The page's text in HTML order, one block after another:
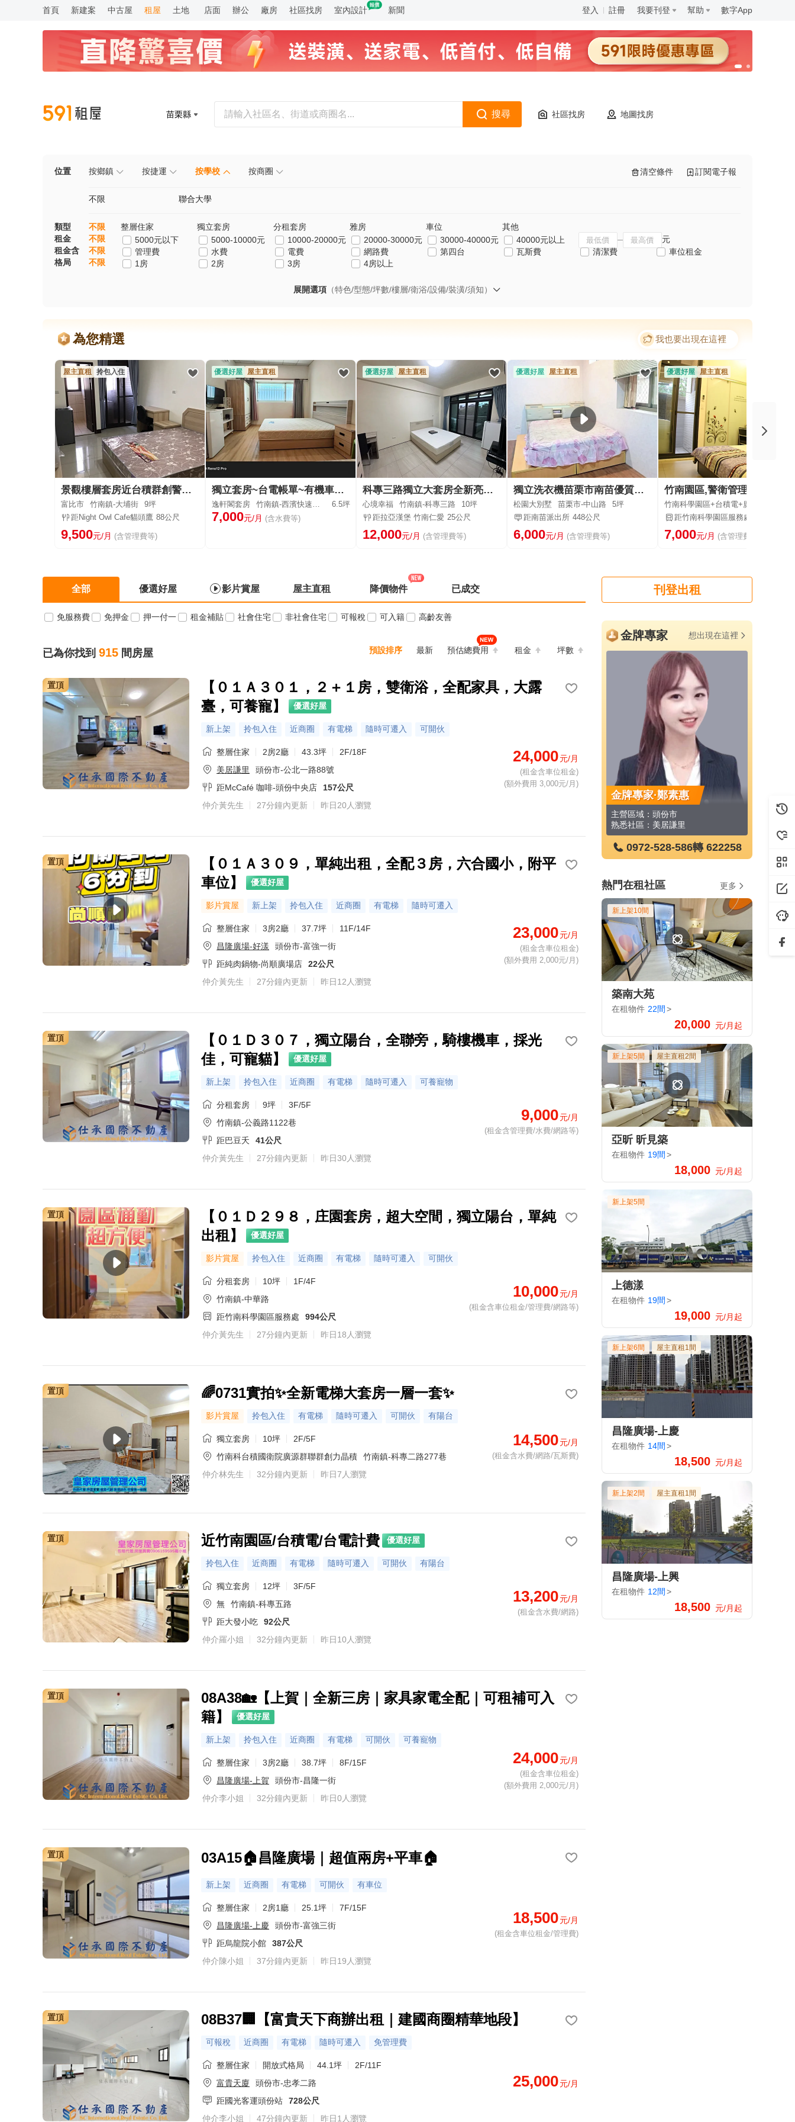
首頁 新建案 中古屋 租屋 土地 店面 辦公 廠房 社區找房 室內設計 新聞 登入 註冊 我要刊登 幫助 數字App
苗栗縣 搜尋 社區找房 地圖找房
清空條件 訂閱電子報
位置 按鄉鎮 按捷運 按學校 按商圈
不限 聯合大學
類型 不限 整層住家 獨立套房 分租套房 雅房 車位
其他
租金
不限 5000元以下 5000-10000元 10000-20000元 20000-30000元 30000-40000元 40000元以上
元
租金含
不限 管理費 水費 電費 網路費 第四台 瓦斯費 清潔費
車位租金
格局
不限 1房 2房 3房 4房以上
展開選項 （特色/型態/坪數/樓層/衛浴/設備/裝潢/須知）
為您精選 我也要出現在這裡
屋主直租 拎包入住
景觀樓層套房近台積群創警衛管理傢俱全
富比市 竹南鎮-大埔街
9坪
距Night Owl Cafe貓頭鷹 88公尺
9,500元/月 (含管理費等)
優選好屋 屋主直租
獨立套房~台電帳單~有機車停車位~大面採光乾濕分~可租補報稅
逸軒閣套房 竹南鎮-西濱快速道路 6.5坪
7,000元/月 (含水費等)
優選好屋 屋主直租
科專三路獨立大套房全新亮麗油漆，附專屬機車位，2樓視野極佳
心境幸福 竹南鎮-科專三路
10坪
距拉亞漢堡 竹南仁愛 25公尺
12,000元/月 (含管理費等)
優選好屋 屋主直租
獨立洗衣機苗栗市南苗優質套房｜鬧中取靜｜屋主自租免仲介費🌟
松園大別墅 苗栗市-中山路
5坪
距南苗派出所 448公尺
6,000元/月 (含管理費等)
優選好屋 屋主直租
距竹南科學園區服務處
7,000元/月 (含管理費等)
全部 優選好屋 影片賞屋 屋主直租 降價物件 已成交
免服務費 免押金 押一付一 租金補貼 社會住宅 非社會住宅 可報稅 可入籍 高齡友善
已為你找到 915 間房屋 預設排序 最新 預估總費用 租金 坪數
置頂
【０１Ａ３０１，２＋１房，雙衛浴，全配家具，大露
臺，可養寵】
優選好屋
新上架 拎包入住 近商圈 有電梯 隨時可遷入 可開伙
整層住家 2房2廳 43.3坪
2F/18F
美居謙里
頭份市-公北一路88號
距McCafé 咖啡-頭份中央店
157公尺
仲介黃先生
27分鐘內更新 昨日20人瀏覽
24,000元/月
(租金含車位租金)
(額外費用 3,000元/月)
置頂
【０１Ａ３０９，單純出租，全配３房，六合國小，附平
車位】
優選好屋
影片賞屋 新上架 拎包入住 近商圈 有電梯 隨時可遷入
整層住家 3房2廳 37.7坪
11F/14F
昌隆廣場-好漾
頭份市-富強一街
距純肉鍋物-尚順廣場店
22公尺
仲介黃先生
27分鐘內更新 昨日12人瀏覽
23,000元/月
(租金含車位租金)
(額外費用 2,000元/月)
置頂
【０１Ｄ３０７，獨立陽台，全聯旁，騎樓機車，採光
佳，可寵貓】
優選好屋
新上架 拎包入住 近商圈 有電梯 隨時可遷入 可養寵物
分租套房 9坪
3F/5F
竹南鎮-公義路1122巷
距巴豆夭
41公尺
仲介黃先生
27分鐘內更新 昨日30人瀏覽
9,000元/月
(租金含管理費/水費/網路等)
置頂
【０１Ｄ２９８，庄園套房，超大空間，獨立陽台，單純
出租】
優選好屋
影片賞屋 拎包入住 近商圈 有電梯 隨時可遷入 可開伙
分租套房 10坪
1F/4F
竹南鎮-中華路
距竹南科學園區服務處
994公尺
仲介黃先生
27分鐘內更新 昨日18人瀏覽
10,000元/月
(租金含車位租金/管理費/網路等)
置頂 🌈0731實拍✨全新電梯大套房一層一套✨
影片賞屋 拎包入住 有電梯 隨時可遷入 可開伙 有陽台
獨立套房 10坪
2F/5F
竹南科台積國衛院廣源群聯群創力晶積
竹南鎮-科專二路277巷
仲介林先生
32分鐘內更新 昨日7人瀏覽
14,500元/月
(租金含水費/網路/瓦斯費)
置頂 近竹南園區/台積電/台電計費 優選好屋
拎包入住 近商圈 有電梯 隨時可遷入 可開伙 有陽台
獨立套房 12坪
3F/5F
無
竹南鎮-科專五路
距大發小吃
92公尺
仲介羅小姐
32分鐘內更新 昨日10人瀏覽
13,200元/月
(租金含水費/網路)
置頂
08A38🏡【上賀｜全新三房｜家具家電全配｜可租補可入
籍】
優選好屋
新上架 拎包入住 近商圈 有電梯 可開伙 可養寵物
整層住家 3房2廳 38.7坪
8F/15F
昌隆廣場-上賀
頭份市-昌隆一街
仲介李小姐
32分鐘內更新 昨日0人瀏覽
24,000元/月
(租金含車位租金)
(額外費用 2,000元/月)
置頂 03A15🏠昌隆廣場｜超值兩房+平車🏠
新上架 近商圈 有電梯 可開伙 有車位
整層住家 2房1廳 25.1坪
7F/15F
昌隆廣場-上慶
頭份市-富強三街
距烏龍院小館
387公尺
仲介陳小姐
37分鐘內更新 昨日19人瀏覽
18,500元/月
(租金含車位租金/管理費)
置頂 08B37🏢【富貴天下商辦出租｜建國商圈精華地段】
可報稅 近商圈 有電梯 隨時可遷入 免管理費
整層住家 開放式格局 44.1坪
2F/11F
富貴天廈
頭份市-忠孝二路
距國光客運頭份站
728公尺
仲介李小姐
47分鐘內更新 昨日1人瀏覽
25,000元/月
刊登出租
金牌專家 想出現在這裡
金牌專家·鄭素惠
主營區域：頭份市
熟悉社區：美居謙里
0972-528-586轉 622258
主營區域
金牌專家·賴美雲
金牌專家·王壽典
熱門在租社區 更多
新上架10間
築南大苑
在租物件 22間 >
20,000 元/月起
新上架5間 屋主直租2間
亞昕 昕見築
在租物件 19間 >
18,000 元/月起
新上架5間
上德漾
在租物件 19間 >
19,000 元/月起
新上架6間 屋主直租1間
昌隆廣場-上慶
在租物件 14間 >
18,500 元/月起
新上架2間 屋主直租1間
昌隆廣場-上興
在租物件 12間 >
18,500 元/月起